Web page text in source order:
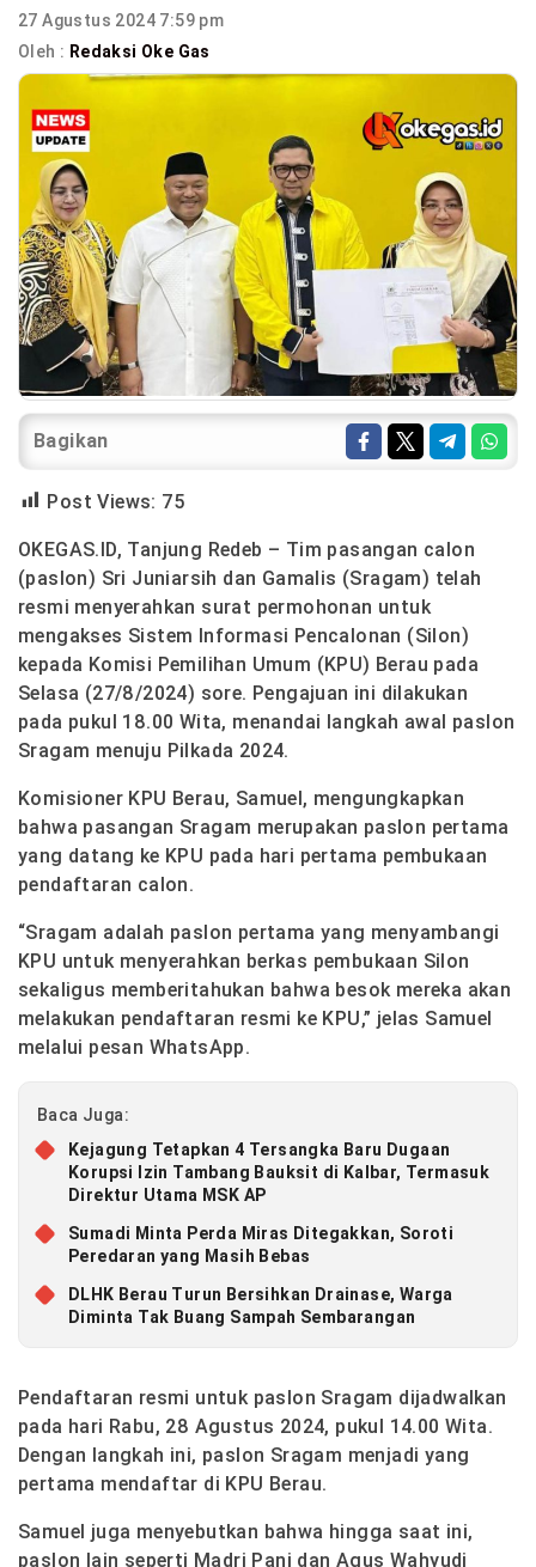
27 Agustus 2024 7:59 pm
Oleh : Redaksi Oke Gas
Bagikan
Post Views: 75
OKEGAS.ID, Tanjung Redeb – Tim pasangan calon
(paslon) Sri Juniarsih dan Gamalis (Sragam) telah
resmi menyerahkan surat permohonan untuk
mengakses Sistem Informasi Pencalonan (Silon)
kepada Komisi Pemilihan Umum (KPU) Berau pada
Selasa (27/8/2024) sore. Pengajuan ini dilakukan
pada pukul 18.00 Wita, menandai langkah awal paslon
Sragam menuju Pilkada 2024.
Komisioner KPU Berau, Samuel, mengungkapkan
bahwa pasangan Sragam merupakan paslon pertama
yang datang ke KPU pada hari pertama pembukaan
pendaftaran calon.
“Sragam adalah paslon pertama yang menyambangi
KPU untuk menyerahkan berkas pembukaan Silon
sekaligus memberitahukan bahwa besok mereka akan
melakukan pendaftaran resmi ke KPU,” jelas Samuel
melalui pesan WhatsApp.
Baca Juga:
Kejagung Tetapkan 4 Tersangka Baru Dugaan
Korupsi Izin Tambang Bauksit di Kalbar, Termasuk
Direktur Utama MSK AP
Sumadi Minta Perda Miras Ditegakkan, Soroti
Peredaran yang Masih Bebas
DLHK Berau Turun Bersihkan Drainase, Warga
Diminta Tak Buang Sampah Sembarangan
Pendaftaran resmi untuk paslon Sragam dijadwalkan
pada hari Rabu, 28 Agustus 2024, pukul 14.00 Wita.
Dengan langkah ini, paslon Sragam menjadi yang
pertama mendaftar di KPU Berau.
Samuel juga menyebutkan bahwa hingga saat ini,
paslon lain seperti Madri Pani dan Agus Wahyudi